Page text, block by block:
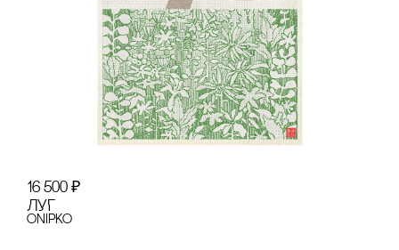
16 500 ₽
ЛУГ
onipko